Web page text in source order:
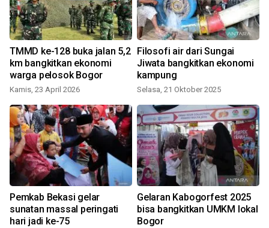
TMMD ke-128 buka jalan 5,2
km bangkitkan ekonomi
warga pelosok Bogor
Kamis, 23 April 2026
Filosofi air dari Sungai
Jiwata bangkitkan ekonomi
kampung
Selasa, 21 Oktober 2025
Pemkab Bekasi gelar
sunatan massal peringati
hari jadi ke-75
Gelaran Kabogorfest 2025
bisa bangkitkan UMKM lokal
Bogor